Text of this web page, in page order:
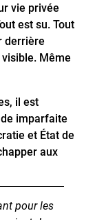
vie privée
est su. Tout
derrière
Même
il est
imparfaite
et État de
aux
pour les